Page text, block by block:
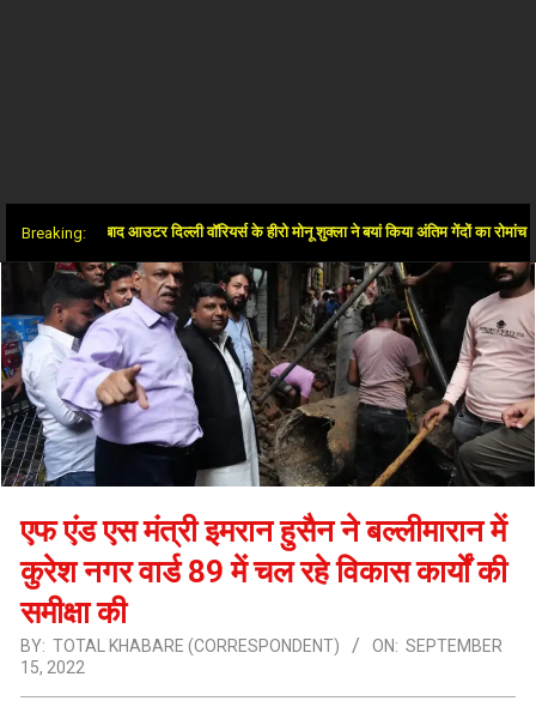
Breaking:
के बाद आउटर दिल्ली वॉरियर्स के हीरो मोनू शुक्ला ने बयां किया अंतिम गेंदों का रोमांच
एफ एंड एस मंत्री इमरान हुसैन ने बल्लीमारान में
कुरेश नगर वार्ड 89 में चल रहे विकास कार्यों की
समीक्षा की
BY: TOTAL KHABARE (CORRESPONDENT) ON: SEPTEMBER
15, 2022